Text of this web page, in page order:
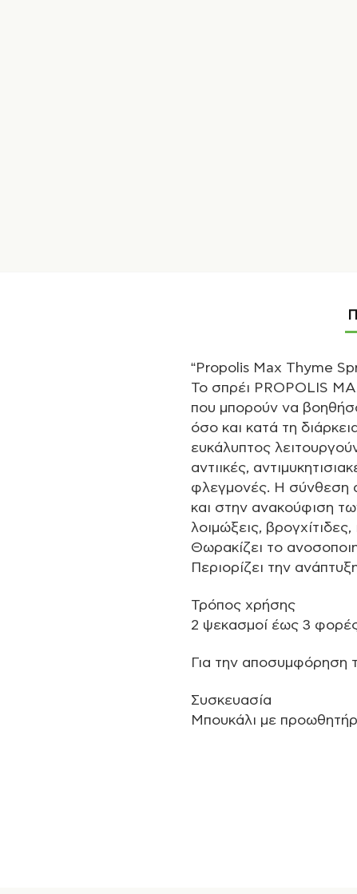
“Propolis Max Thyme
Το σπρέι PROPOLIS
που μπορούν να
όσο και κατά τη
ευκάλυπτος
αντιικές,
φλεγμονές. Η σύνθεση
και στην ανακούφιση
λοιμώξεις,
Θωρακίζει το
Περιορίζει την
Τρόπος χρήσης
2 ψεκασμοί έως 3
Για την αποσυμφόρηση
Συσκευασία
Μπουκάλι με